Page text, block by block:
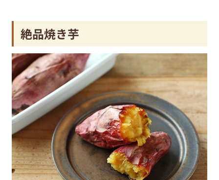
絶品焼き芋